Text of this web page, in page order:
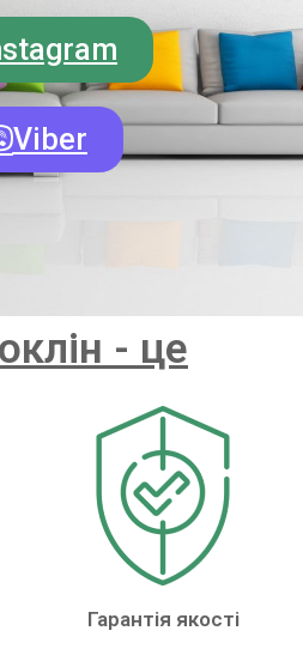
Viber
- це
Гарантія якості